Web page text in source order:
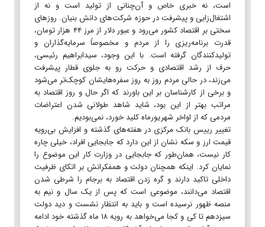
است، نه خبری خاص و آن‌چنانی از تولید است و نه از
اشتغال‌زایی و پیشرفت در حوزه شرکت‌های دانش بنیان. روزهای
سختی بر اقتصاد کشور می‌رود و عبور دلار از مرز ۴۴ هزار تومان،
قدرت برنامه‌ریزی را از مردم و مخصوصاً سرمایه‌گذاران و
تولیدکنندگان گرفته است. با این وجود، سیدابراهیم رئیسی،
حرف از رشد اقتصادی و حرکت رو به جلوی قطار پیشرفت
می‌زند، در حالی مردم روز به روز سفره‌هایشان کوچک‌تر می‌شود
و برخی از کارشناسان بر این باورند که اگر حال و روز اقتصاد به
مراتب بهتر از این بود، شاید شاهد طولانی شدن اعتراضات
مردمی که از اواخر شهریورماه کلید خورد، نمی‌بودیم.
تغییر رییس بانک مرکزی در هفته‌های گذشته و افزایش بی‌رویه
قیمت ارز و سکه نشان از این دارد که جابجایی افراد، خیلی چاره
کار نیست، همان‌طور که جابجایی در وزارت کار این موضوع را
نمایان کرد. اینکه همچنان دولت و همفکرانش بر اتکای ظرفیت
داخلی تاکید دارند و گره زدن اقتصاد به برجام را شرطی شدن
اقتصاد می‌دانند، موضوعی است که پس از یک سال و نیم به
منصه ظهور نرسیده است و باید به انتظار نشست و دید دولت
سیزدهم تا کی و کجا می‌خواهد به رویه ۱۸ ماه گذشته خود ادامه